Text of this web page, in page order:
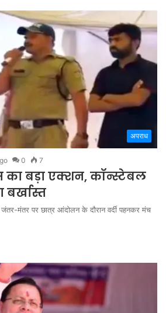
अपराध
0 7
का बड़ा एक्शन, कॉन्स्टेबल
बर्खास्त
जंतर-मंतर पर छात्र आंदोलन के दौरान वर्दी पहनकर मंच